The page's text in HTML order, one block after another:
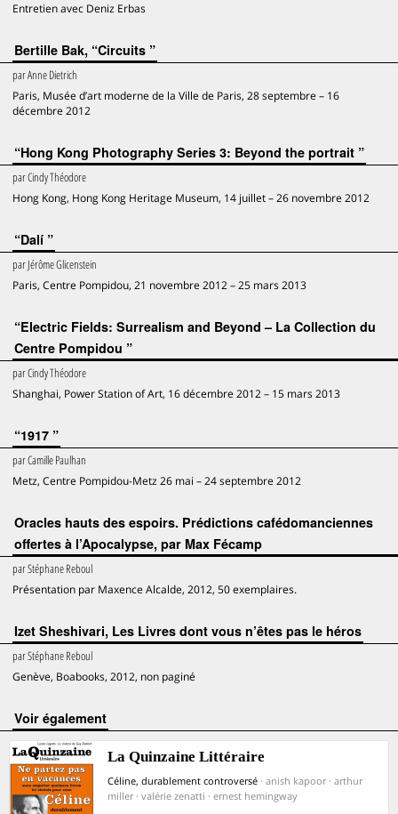
Entretien avec Deniz Erbas
Bertille Bak, “Circuits ”
parAnne Dietrich
Paris, Musée d’art moderne de la Ville de Paris, 28 septembre – 16
décembre 2012
“Hong Kong Photography Series 3: Beyond the portrait ”
parCindy Théodore
Hong Kong, Hong Kong Heritage Museum, 14 juillet – 26 novembre 2012
“Dalí ”
parJérôme Glicenstein
Paris, Centre Pompidou, 21 novembre 2012 – 25 mars 2013
“Electric Fields: Surrealism and Beyond – La Collection du
Centre Pompidou ”
parCindy Théodore
Shanghai, Power Station of Art, 16 décembre 2012 – 15 mars 2013
“1917 ”
parCamille Paulhan
Metz, Centre Pompidou-Metz 26 mai – 24 septembre 2012
Oracles hauts des espoirs. Prédictions cafédomanciennes
offertes à l’Apocalypse, par Max Fécamp
parStéphane Reboul
Présentation par Maxence Alcalde, 2012, 50 exemplaires.
Izet Sheshivari, Les Livres dont vous n’êtes pas le héros
parStéphane Reboul
Genève, Boabooks, 2012, non paginé
voir également
La Quinzaine Littéraire
Céline, durablement controversé · anish kapoor · arthur
miller · valérie zenatti · ernest hemingway